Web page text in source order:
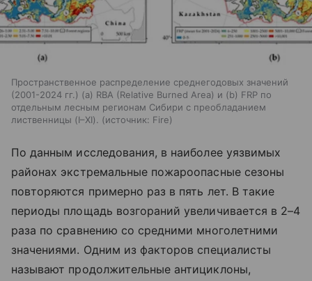
Пространственное распределение среднегодовых значений
(2001-2024 гг.) (а) RBA (Relative Burned Area) и (b) FRP по
отдельным лесным регионам Сибири с преобладанием
лиственницы (I–XI).
источник: Fire
По данным исследования, в наиболее уязвимых
районах экстремальные пожароопасные сезоны
повторяются примерно раз в пять лет. В такие
периоды площадь возгораний увеличивается в 2–4
раза по сравнению со средними многолетними
значениями. Одним из факторов специалисты
называют продолжительные антициклоны,